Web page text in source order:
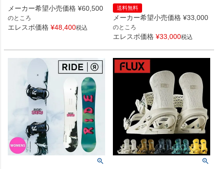
メーカー希望小売価格 ¥60,500
のところ
エレスポ価格 ¥48,400税込
送料無料
メーカー希望小売価格 ¥33,000
のところ
エレスポ価格 ¥33,000税込